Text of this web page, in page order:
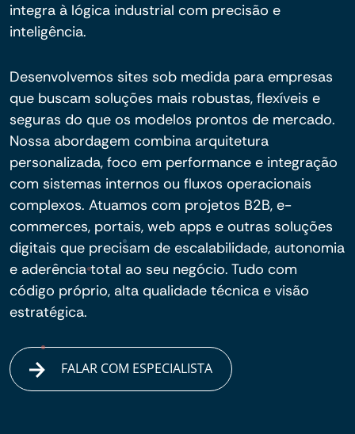
integra à lógica industrial com precisão e
inteligência.
Desenvolvemos sites sob medida para empresas
que buscam soluções mais robustas, flexíveis e
seguras do que os modelos prontos de mercado.
Nossa abordagem combina arquitetura
personalizada, foco em performance e integração
com sistemas internos ou fluxos operacionais
complexos. Atuamos com projetos B2B, e-
commerces, portais, web apps e outras soluções
digitais que precisam de escalabilidade, autonomia
e aderência total ao seu negócio. Tudo com
código próprio, alta qualidade técnica e visão
estratégica.
FALAR COM ESPECIALISTA